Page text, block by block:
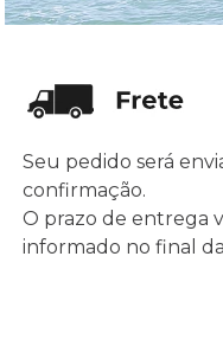
Seu pedido será
confirmação.
O prazo de entrega
informado no final